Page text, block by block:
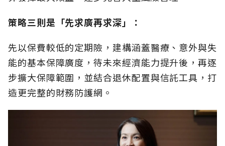
策略三則是「先求廣再求深」：
先以保費較低的定期險，建構涵蓋醫療、意外與失
能的基本保障廣度，待未來經濟能力提升後，再逐
步擴大保障範圍，並結合退休配置與信託工具，打
造更完整的財務防護網。